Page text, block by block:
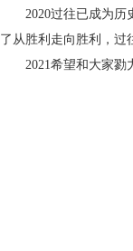
2020过往已成为历
了从胜利走向胜利，过
2021希望和大家勠